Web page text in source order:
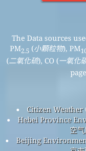
The Data sources
PM2.5 (小顆粒物), PM
(二氧化硫), CO (一氧化
Citizen Weather
Hebei Province
空
Beijing